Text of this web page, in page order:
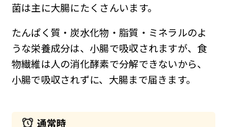
菌は主に大腸にたくさんいます。
たんぱく質・炭水化物・脂質・ミネラルのよ
うな栄養成分は、小腸で吸収されますが、食
物繊維は人の消化酵素で分解できないから、
小腸で吸収されずに、大腸まで届きます。